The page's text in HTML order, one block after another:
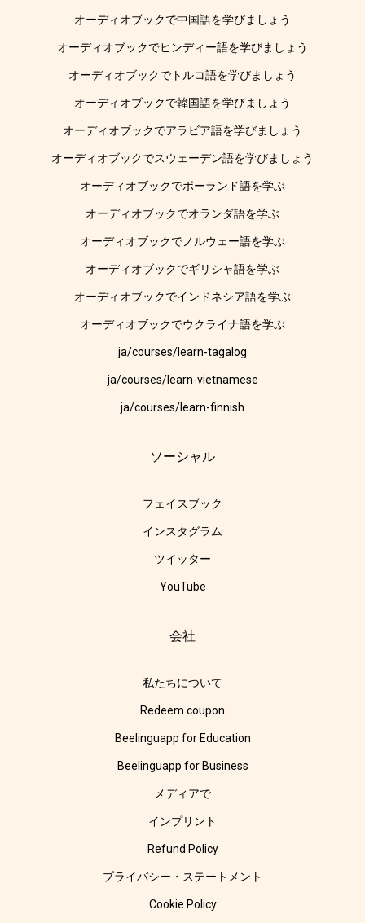
オーディオブックで中国語を学びましょう
オーディオブックでヒンディー語を学びましょう
オーディオブックでトルコ語を学びましょう
オーディオブックで韓国語を学びましょう
オーディオブックでアラビア語を学びましょう
オーディオブックでスウェーデン語を学びましょう
オーディオブックでポーランド語を学ぶ
オーディオブックでオランダ語を学ぶ
オーディオブックでノルウェー語を学ぶ
オーディオブックでギリシャ語を学ぶ
オーディオブックでインドネシア語を学ぶ
オーディオブックでウクライナ語を学ぶ
ja/courses/learn-tagalog
ja/courses/learn-vietnamese
ja/courses/learn-finnish
ソーシャル
フェイスブック
インスタグラム
ツイッター
YouTube
会社
私たちについて
Redeem coupon
Beelinguapp for Education
Beelinguapp for Business
メディアで
インプリント
Refund Policy
プライバシー・ステートメント
Cookie Policy